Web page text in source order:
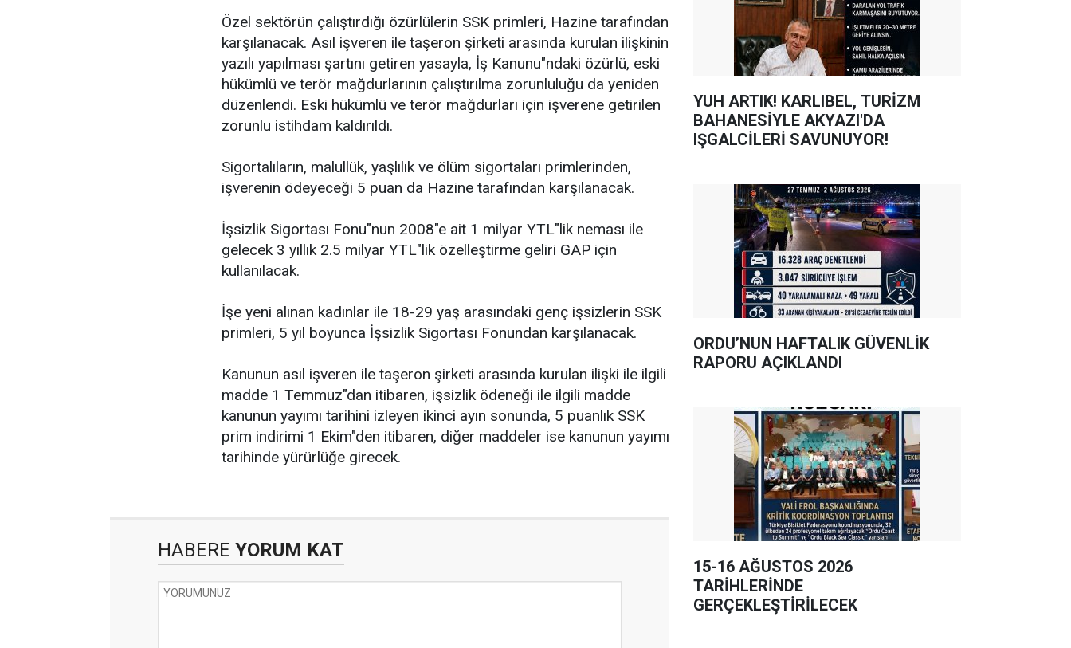
Özel sektörün çalıştırdığı özürlülerin SSK primleri, Hazine tarafından
karşılanacak. Asıl işveren ile taşeron şirketi arasında kurulan ilişkinin
yazılı yapılması şartını getiren yasayla, İş Kanunu"ndaki özürlü, eski
hükümlü ve terör mağdurlarının çalıştırılma zorunluluğu da yeniden
düzenlendi. Eski hükümlü ve terör mağdurları için işverene getirilen
zorunlu istihdam kaldırıldı.
Sigortalıların, malullük, yaşlılık ve ölüm sigortaları primlerinden,
işverenin ödeyeceği 5 puan da Hazine tarafından karşılanacak.
İşsizlik Sigortası Fonu"nun 2008"e ait 1 milyar YTL"lik neması ile
gelecek 3 yıllık 2.5 milyar YTL"lik özelleştirme geliri GAP için
kullanılacak.
İşe yeni alınan kadınlar ile 18-29 yaş arasındaki genç işsizlerin SSK
primleri, 5 yıl boyunca İşsizlik Sigortası Fonundan karşılanacak.
Kanunun asıl işveren ile taşeron şirketi arasında kurulan ilişki ile ilgili
madde 1 Temmuz"dan itibaren, işsizlik ödeneği ile ilgili madde
kanunun yayımı tarihini izleyen ikinci ayın sonunda, 5 puanlık SSK
prim indirimi 1 Ekim"den itibaren, diğer maddeler ise kanunun yayımı
tarihinde yürürlüğe girecek.
HABERE YORUM KAT
YUH ARTIK! KARLIBEL, TURİZM
BAHANESİYLE AKYAZI'DA
IŞGALCİLERİ SAVUNUYOR!
ORDU’NUN HAFTALIK GÜVENLİK
RAPORU AÇIKLANDI
15-16 AĞUSTOS 2026
TARİHLERİNDE
GERÇEKLEŞTİRİLECEK